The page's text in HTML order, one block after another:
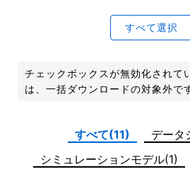
すべて選択
チェックボックスが無効化されて
は、一括ダウンロードの対象外で
すべて(11)
データ
シミュレーションモデル(1)